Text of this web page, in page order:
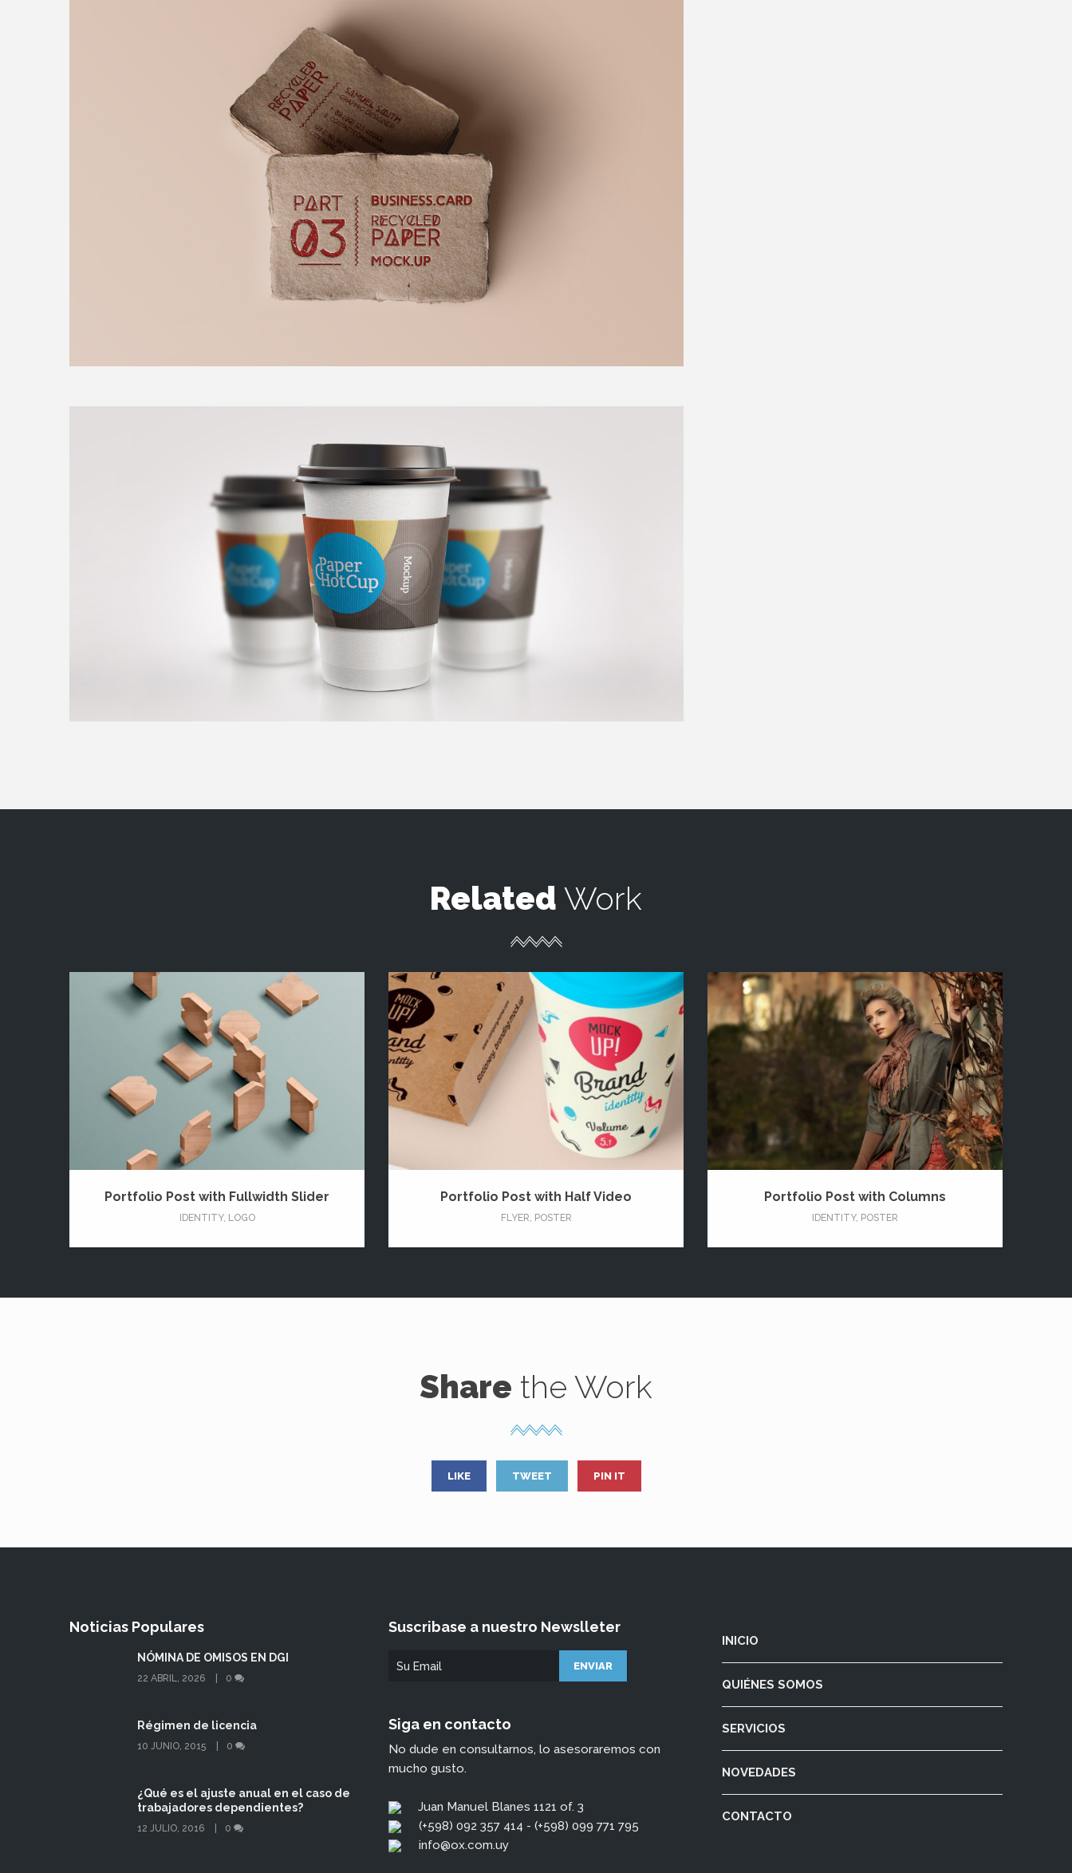
Related Work
Portfolio Post with Fullwidth Slider
IDENTITY, LOGO
Portfolio Post with Half Video
FLYER, POSTER
Portfolio Post with Columns
IDENTITY, POSTER
Share the Work
LIKE TWEET PIN IT
Noticias Populares
NÓMINA DE OMISOS EN DGI
22 ABRIL, 2026 0
Régimen de licencia
10 JUNIO, 2015 0
¿Qué es el ajuste anual en el caso de
trabajadores dependientes?
12 JULIO, 2016 0
Suscribase a nuestro Newslleter
Siga en contacto
No dude en consultarnos, lo asesoraremos con
mucho gusto.
Juan Manuel Blanes 1121 of. 3
(+598) 092 357 414 - (+598) 099 771 795
info@ox.com.uy
INICIO
QUIÉNES SOMOS
SERVICIOS
NOVEDADES
CONTACTO